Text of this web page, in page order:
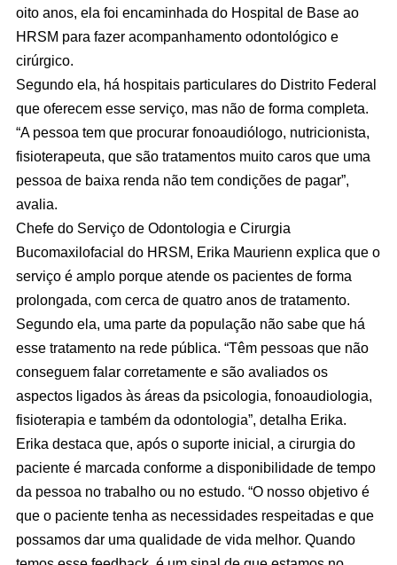
oito anos, ela foi encaminhada do Hospital de Base ao
HRSM para fazer acompanhamento odontológico e
cirúrgico.
Segundo ela, há hospitais particulares do Distrito Federal
que oferecem esse serviço, mas não de forma completa.
“A pessoa tem que procurar fonoaudiólogo, nutricionista,
fisioterapeuta, que são tratamentos muito caros que uma
pessoa de baixa renda não tem condições de pagar”,
avalia.
Chefe do Serviço de Odontologia e Cirurgia
Bucomaxilofacial do HRSM, Erika Maurienn explica que o
serviço é amplo porque atende os pacientes de forma
prolongada, com cerca de quatro anos de tratamento.
Segundo ela, uma parte da população não sabe que há
esse tratamento na rede pública. “Têm pessoas que não
conseguem falar corretamente e são avaliados os
aspectos ligados às áreas da psicologia, fonoaudiologia,
fisioterapia e também da odontologia”, detalha Erika.
Erika destaca que, após o suporte inicial, a cirurgia do
paciente é marcada conforme a disponibilidade de tempo
da pessoa no trabalho ou no estudo. “O nosso objetivo é
que o paciente tenha as necessidades respeitadas e que
possamos dar uma qualidade de vida melhor. Quando